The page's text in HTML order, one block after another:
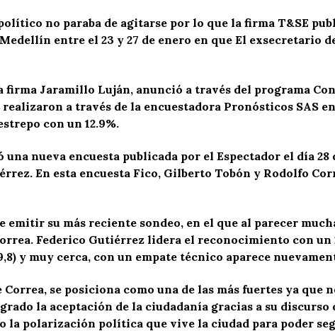
no paraba de agitarse por lo que la firma T&SE
entre el 23 y 27 de enero en que El exsecretario
firma Jaramillo Luján, anunció a través del programa
a través de la encuestadora Pronósticos SAS
con un 12.9%.
nueva encuesta publicada por el Espectador el día 28
En esta encuesta Fico, Gilberto Tobón y Rodolfo
emitir su más reciente sondeo, en el que al parecer
Federico Gutiérrez lidera el reconocimiento con un
y muy cerca, con un empate técnico aparece
se posiciona como una de las más fuertes ya que
la aceptación de la ciudadanía gracias a su discurso
la polarización política que vive la ciudad para poder